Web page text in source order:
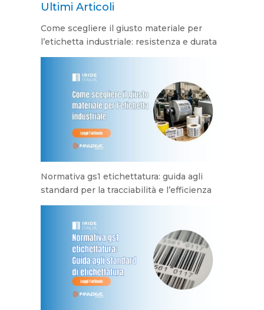
Ultimi Articoli
Come scegliere il giusto materiale per
l’etichetta industriale: resistenza e durata
Normativa gs1 etichettatura: guida agli
standard per la tracciabilità e l’efficienza